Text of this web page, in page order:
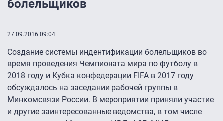
болельщиков
27.09.2016 09:04
Создание системы индентификации болельщиков во
время проведения Чемпионата мира по футболу в
2018 году и Кубка конфедерации FIFA в 2017 году
обсуждалось на заседании рабочей группы в
Минкомсвязи России. В мероприятии приняли участие
и другие заинтересованные ведомства, в том числе